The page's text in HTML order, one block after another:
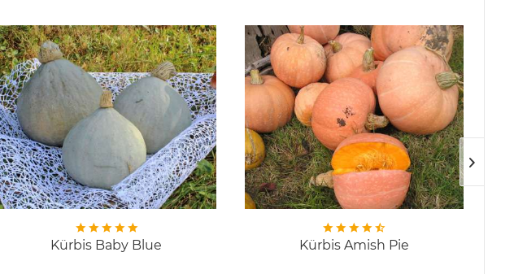
Kürbis Baby Blue Kürbis Amish Pie